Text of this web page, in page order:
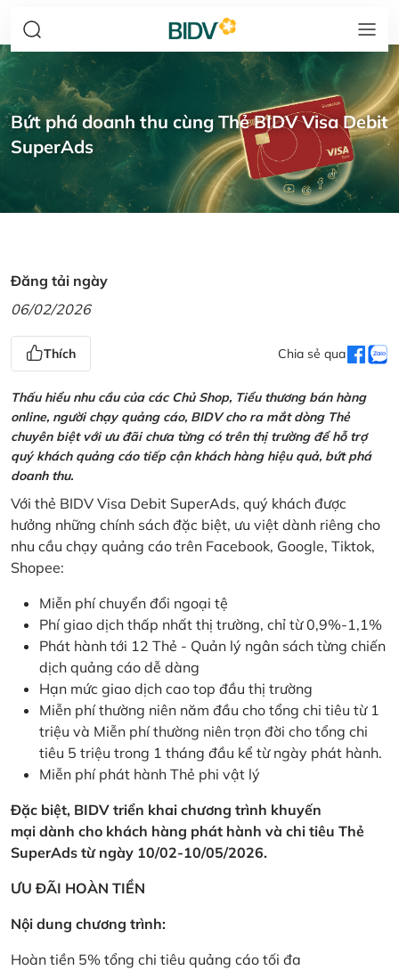
Bứt phá doanh thu cùng Thẻ BIDV Visa Debit
SuperAds
Đăng tải ngày
06/02/2026
Thích Chia sẻ qua
Thấu hiểu nhu cầu của các Chủ Shop, Tiểu thương bán hàng
online, người chạy quảng cáo, BIDV cho ra mắt dòng Thẻ
chuyên biệt với ưu đãi chưa từng có trên thị trường để hỗ trợ
quý khách quảng cáo tiếp cận khách hàng hiệu quả, bứt phá
doanh thu.
Với thẻ BIDV Visa Debit SuperAds, quý khách được
hưởng những chính sách đặc biệt, ưu việt dành riêng cho
nhu cầu chạy quảng cáo trên Facebook, Google, Tiktok,
Shopee:
Miễn phí chuyển đổi ngoại tệ
Phí giao dịch thấp nhất thị trường, chỉ từ 0,9%-1,1%
Phát hành tới 12 Thẻ - Quản lý ngân sách từng chiến
dịch quảng cáo dễ dàng
Hạn mức giao dịch cao top đầu thị trường
Miễn phí thường niên năm đầu cho tổng chi tiêu từ 1
triệu và Miễn phí thường niên trọn đời cho tổng chi
tiêu 5 triệu trong 1 tháng đầu kể từ ngày phát hành.
Miễn phí phát hành Thẻ phi vật lý
Đặc biệt, BIDV triển khai chương trình khuyến
mại dành cho khách hàng phát hành và chi tiêu Thẻ
SuperAds từ ngày 10/02-10/05/2026.
ƯU ĐÃI HOÀN TIỀN
Nội dung chương trình:
Hoàn tiền 5% tổng chi tiêu quảng cáo tối đa